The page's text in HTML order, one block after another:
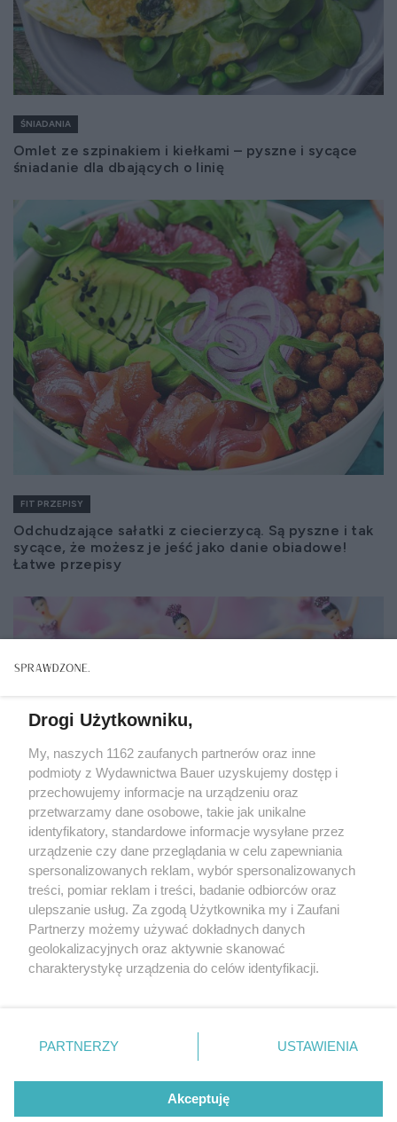
ŚNIADANIA
Omlet ze szpinakiem i kiełkami – pyszne i sycące
śniadanie dla dbających o linię
FIT PRZEPISY
Odchudzające sałatki z ciecierzycą. Są pyszne i tak
sycące, że możesz je jeść jako danie obiadowe!
Łatwe przepisy
CIASTA I DESERY
Słodkości dla małego alergika. Trzy przepisy idealne
nie tylko na Dzień Dziecka
KONTAKT REKLAMA
Drogi Użytkowniku,
My, naszych 1162 zaufanych partnerów oraz inne
podmioty z Wydawnictwa Bauer uzyskujemy dostęp i
przechowujemy informacje na urządzeniu oraz
przetwarzamy dane osobowe, takie jak unikalne
identyfikatory, standardowe informacje wysyłane przez
urządzenie czy dane przeglądania w celu zapewniania
spersonalizowanych reklam, wybór spersonalizowanych
treści, pomiar reklam i treści, badanie odbiorców oraz
ulepszanie usług. Za zgodą Użytkownika my i Zaufani
Partnerzy możemy używać dokładnych danych
geolokalizacyjnych oraz aktywnie skanować
charakterystykę urządzenia do celów identyfikacji.
zmienić/wycofać klikając przycisk ustawień prywatności
znajdujący się w lewym dolnym rogu strony
rodzaje przetwarzania danych nie wymagają zgody
użytkownika, ale masz prawo sprzeciwić się takiemu
PARTNERZY USTAWIENIA
Akceptuję